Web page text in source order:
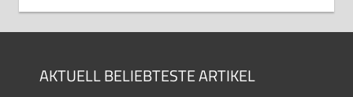
AKTUELL BELIEBTESTE ARTIKEL